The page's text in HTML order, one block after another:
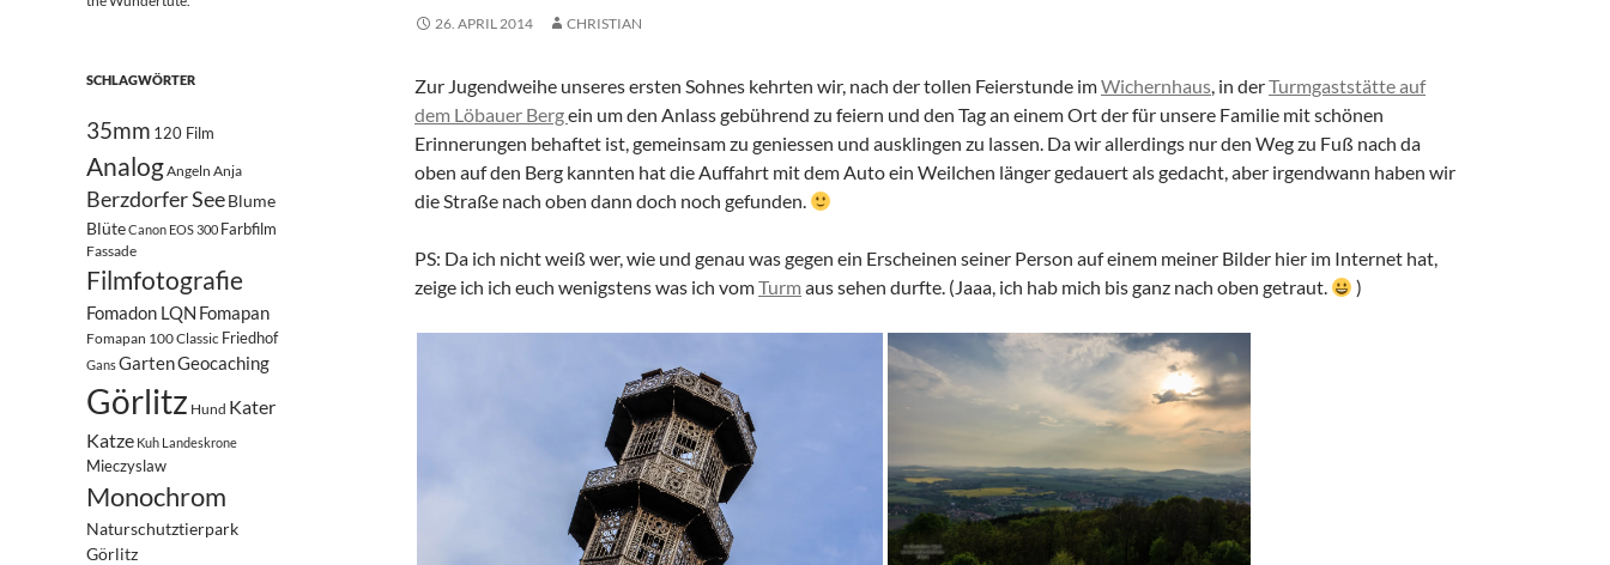
26. APRIL 2014 CHRISTIAN
Zur Jugendweihe unseres ersten Sohnes kehrten wir, nach der tollen Feierstunde imWichernhaus, in derTurmgaststätte auf
dem Löbauer Bergein um den Anlass gebührend zu feiern und den Tag an einem Ort der für unsere Familie mit schönen
Erinnerungen behaftet ist, gemeinsam zu geniessen und ausklingen zu lassen. Da wir allerdings nur den Weg zu Fuß nach da
oben auf den Berg kannten hat die Auffahrt mit dem Auto ein Weilchen länger gedauert als gedacht, aber irgendwann haben wir
die Straße nach oben dann doch noch gefunden.
PS: Da ich nicht weiß wer, wie und genau was gegen ein Erscheinen seiner Person auf einem meiner Bilder hier im Internet hat,
zeige ich ich euch wenigstens was ich vomTurm aus sehen durfte. (Jaaa, ich hab mich bis ganz nach oben getraut. )
SCHLAGWÖRTER
35mm 120 Film
AnalogAngeln Anja
Berzdorfer SeeBlume
BlüteCanon EOS 300 Farbfilm
Fassade
Filmfotografie
Fomadon LQN Fomapan
Fomapan 100 Classic Friedhof
GansGartenGeocaching
Görlitz Hund Kater
Katze Kuh Landeskrone
Mieczyslaw
Monochrom
Naturschutztierpark
Görlitz